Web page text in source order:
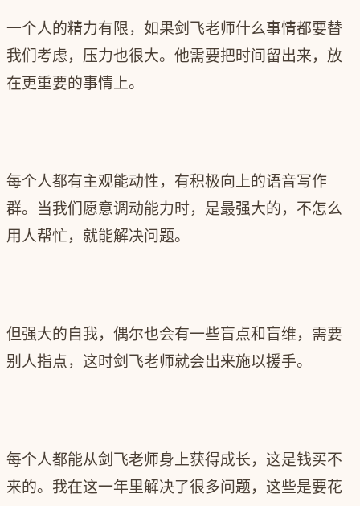
一个人的精力有限， 如果剑飞老师什么事情都要替
我们考虑，压力也很大。他需要把时间留出来，放
在更重要的事情上。
每个人都有主观能动性，有积极向上的语音写作
群。当我们愿意调动能力时，是最强大的，不怎么
用人帮忙，就能解决问题。
但强大的自我，偶尔也会有一些盲点和盲维，需要
别人指点，这时剑飞老师就会出来施以援手。
每个人都能从剑飞老师身上获得成长，这是钱买不
来的。我在这一年里解决了很多问题，这些是要花